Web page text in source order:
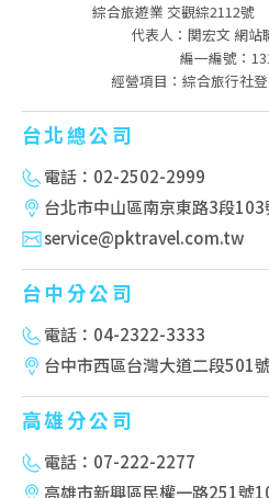
綜合旅遊業 交觀綜2112號
代表人：関宏文 網站
編一編號：
經營項目：綜合旅行社
台北總公司
電話：02-2502-2999
台北市中山區南京東路3段
service@pktravel.com.tw
台中分公司
電話：04-2322-3333
台中市西區台灣大道二段501
高雄分公司
電話：07-222-2277
高雄市新興區民權一路251號